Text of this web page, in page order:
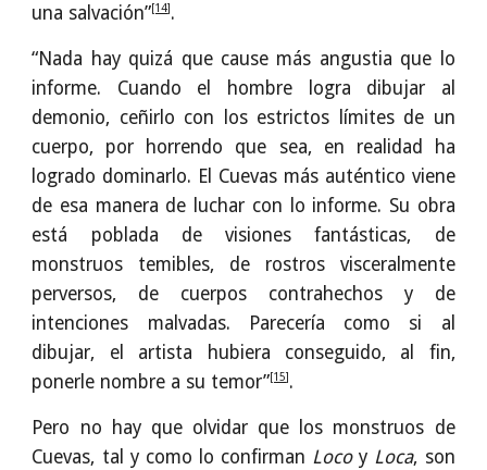
una salvación”[14] .
“Nada hay quizá que cause más angustia que lo
informe. Cuando el hombre logra dibujar al
demonio, ceñirlo con los estrictos límites de un
cuerpo, por horrendo que sea, en realidad ha
logrado dominarlo. El Cuevas más auténtico viene
de esa manera de luchar con lo informe. Su obra
está poblada de visiones fantásticas, de
monstruos temibles, de rostros visceralmente
perversos, de cuerpos contrahechos y de
intenciones malvadas. Parecería como si al
dibujar, el artista hubiera conseguido, al fin,
ponerle nombre a su temor”[15] .
Pero no hay que olvidar que los monstruos de
Cuevas, tal y como lo confirman Locoy Loca, son